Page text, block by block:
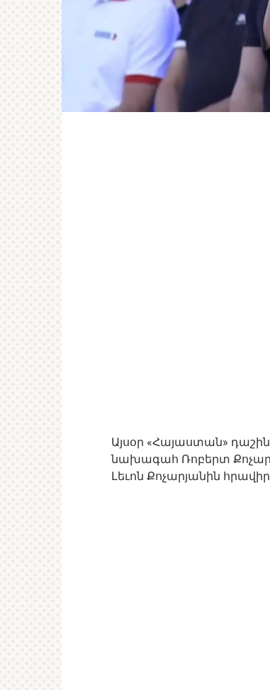
Այսօր «Հայաստան»
նախագահ Ռոբերտ
Լեւոն Քոչարյանին